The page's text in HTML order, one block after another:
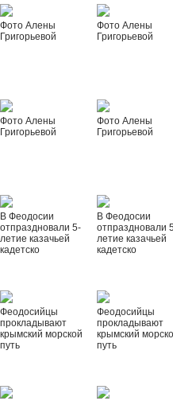
Фото Алены
Григорьевой
Фото Алены
Григорьевой
Фото Алены
Григорьевой
Фото Алены
Григорьевой
В Феодосии
отпраздновали 5-
летие казачьей
кадетско
В Феодосии
отпраздновали
летие казачьей
кадетско
Феодосийцы
прокладывают
крымский морской
путь
Феодосийцы
прокладывают
крымский
путь